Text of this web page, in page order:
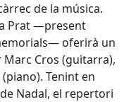
de la música.
Prat —present
oferirà un
Cros (guitarra),
Tenint en
Nadal, el repertori